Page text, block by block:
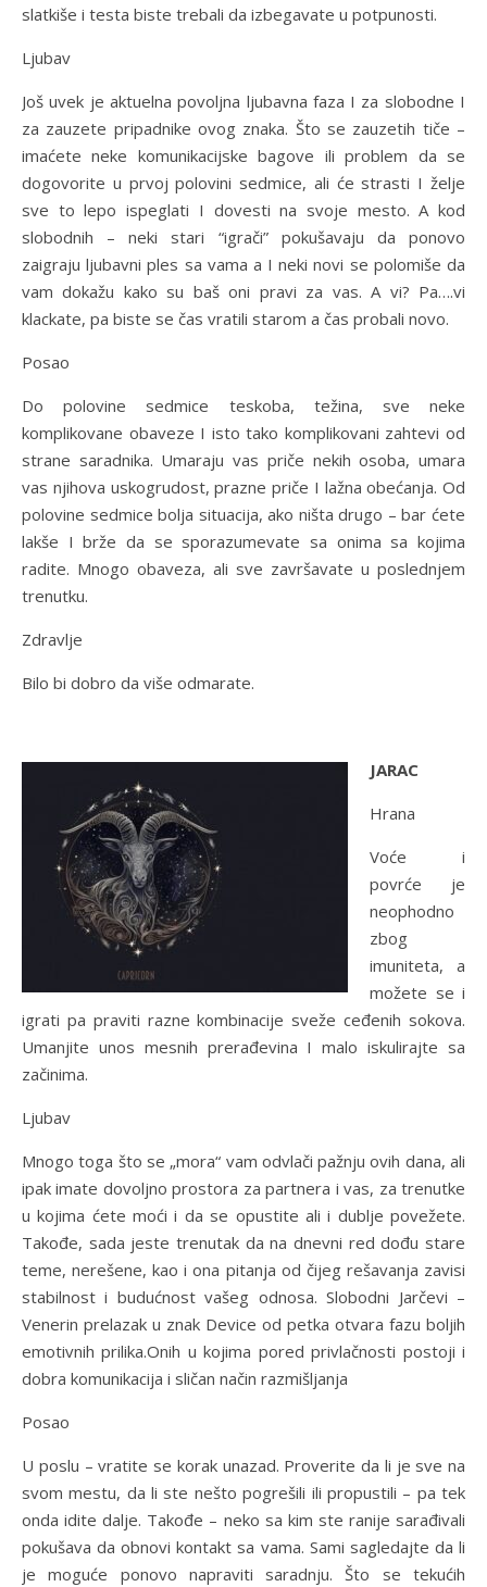
slatkiše i testa biste trebali da izbegavate u potpunosti.
Ljubav
Još uvek je aktuelna povoljna ljubavna faza I za slobodne I
za zauzete pripadnike ovog znaka. Što se zauzetih tiče –
imaćete neke komunikacijske bagove ili problem da se
dogovorite u prvoj polovini sedmice, ali će strasti I želje
sve to lepo ispeglati I dovesti na svoje mesto. A kod
slobodnih – neki stari “igrači” pokušavaju da ponovo
zaigraju ljubavni ples sa vama a I neki novi se polomiše da
vam dokažu kako su baš oni pravi za vas. A vi? Pa….vi
klackate, pa biste se čas vratili starom a čas probali novo.
Posao
Do polovine sedmice teskoba, težina, sve neke
komplikovane obaveze I isto tako komplikovani zahtevi od
strane saradnika. Umaraju vas priče nekih osoba, umara
vas njihova uskogrudost, prazne priče I lažna obećanja. Od
polovine sedmice bolja situacija, ako ništa drugo – bar ćete
lakše I brže da se sporazumevate sa onima sa kojima
radite. Mnogo obaveza, ali sve završavate u poslednjem
trenutku.
Zdravlje
Bilo bi dobro da više odmarate.
JARAC
Hrana
Voće i
povrće je
neophodno
zbog
imuniteta, a
možete se i
igrati pa praviti razne kombinacije sveže ceđenih sokova.
Umanjite unos mesnih prerađevina I malo iskulirajte sa
začinima.
Ljubav
Mnogo toga što se „mora“ vam odvlači pažnju ovih dana, ali
ipak imate dovoljno prostora za partnera i vas, za trenutke
u kojima ćete moći i da se opustite ali i dublje povežete.
Takođe, sada jeste trenutak da na dnevni red dođu stare
teme, nerešene, kao i ona pitanja od čijeg rešavanja zavisi
stabilnost i budućnost vašeg odnosa. Slobodni Jarčevi –
Venerin prelazak u znak Device od petka otvara fazu boljih
emotivnih prilika.Onih u kojima pored privlačnosti postoji i
dobra komunikacija i sličan način razmišljanja
Posao
U poslu – vratite se korak unazad. Proverite da li je sve na
svom mestu, da li ste nešto pogrešili ili propustili – pa tek
onda idite dalje. Takođe – neko sa kim ste ranije sarađivali
pokušava da obnovi kontakt sa vama. Sami sagledajte da li
je moguće ponovo napraviti saradnju. Što se tekućih